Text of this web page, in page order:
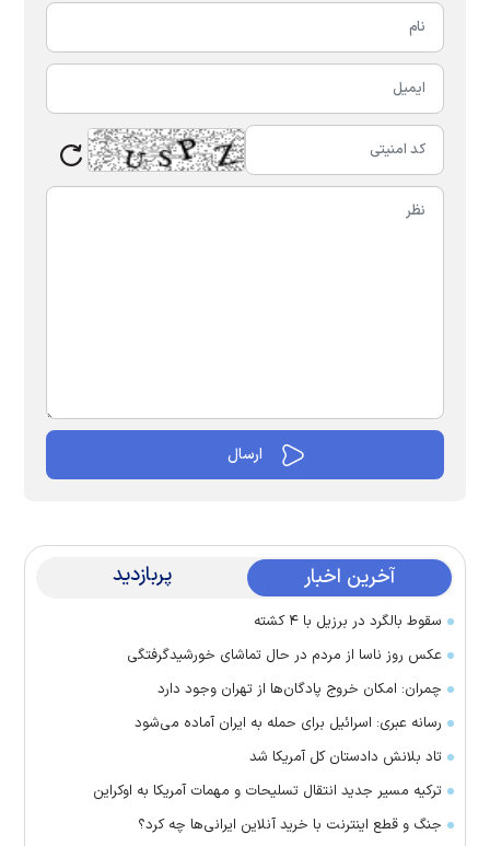
آخرین اخبار پربازدید
سقوط بالگرد در برزیل با ۴ کشته
عکس روز ناسا از مردم در حال تماشای خورشیدگرفتگی
چمران: امکان خروج پادگان‌ها از تهران وجود دارد
رسانه عبری: اسرائیل برای حمله به ایران آماده می‌شود
تاد بلانش دادستان کل آمریکا شد
ترکیه مسیر جدید انتقال تسلیحات و مهمات آمریکا به اوکراین
جنگ و قطع اینترنت با خرید آنلاین ایرانی‌ها چه کرد؟